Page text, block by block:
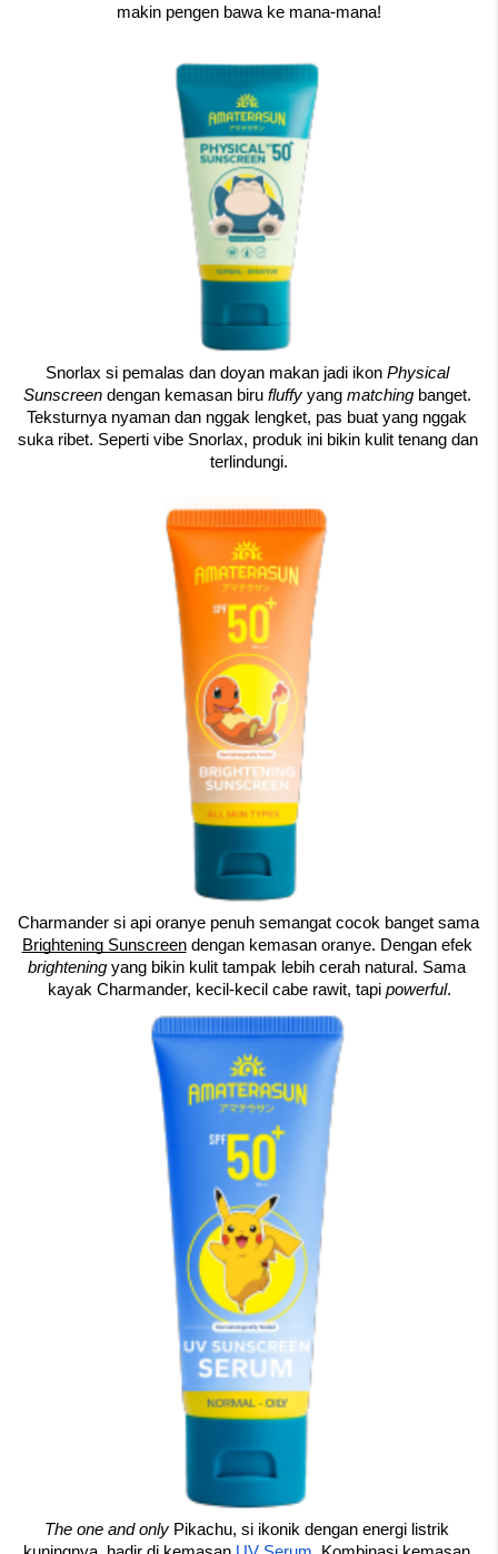
makin pengen bawa ke mana-mana!
Snorlax si pemalas dan doyan makan jadi ikon Physical
Sunscreen dengan kemasan biru fluffy yang matching banget.
Teksturnya nyaman dan nggak lengket, pas buat yang nggak
suka ribet. Seperti vibe Snorlax, produk ini bikin kulit tenang dan
terlindungi.
Brightening Sunscreen
brightening yang bikin kulit tampak lebih cerah natural. Sama
kayak Charmander, kecil-kecil cabe rawit, tapi powerful.
The one and only Pikachu, si ikonik dengan energi listrik